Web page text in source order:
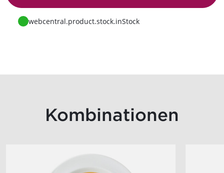
Zur Anfrage
webcentral.product.stock.inStock
Kombinationen